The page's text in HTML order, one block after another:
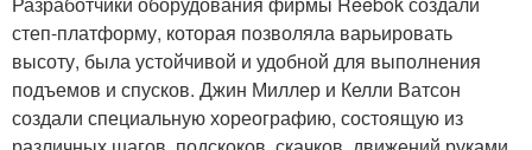
степ-платформу, которая позволяла варьировать
высоту, была устойчивой и удобной для выполнения
подъемов и спусков. Джин Миллер и Келли Ватсон
создали специальную хореографию, состоящую из